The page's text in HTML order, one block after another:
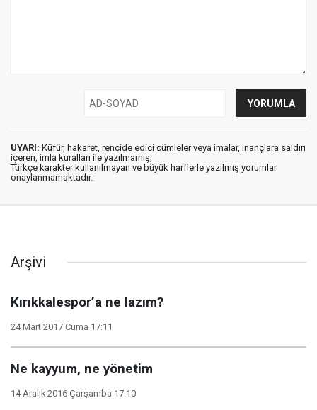
UYARI: Küfür, hakaret, rencide edici cümleler veya imalar, inançlara saldırı
içeren, imla kuralları ile yazılmamış,
Türkçe karakter kullanılmayan ve büyük harflerle yazılmış yorumlar
onaylanmamaktadır.
Arşivi
Kırıkkalespor’a ne lazım?
24 Mart 2017 Cuma 17:11
Ne kayyum, ne yönetim
14 Aralık 2016 Çarşamba 17:10